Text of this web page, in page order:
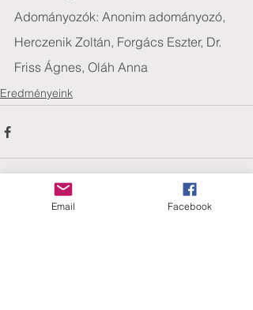
Adományozók: Anonim adományozó,
Herczenik Zoltán, Forgács Eszter, Dr.
Friss Ágnes, Oláh Anna
Eredményeink
Email Facebook